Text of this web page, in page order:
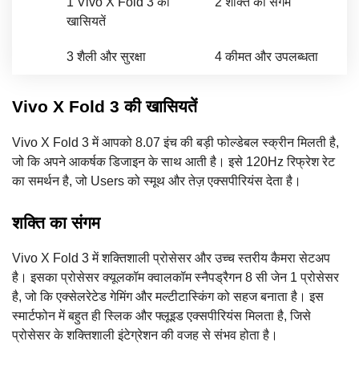
खासियतें
3शैली और सुरक्षा 4कीमत और उपलब्धता
Vivo X Fold 3 की खासियतें
Vivo X Fold 3 में आपको 8.07 इंच की बड़ी फोल्डेबल स्क्रीन मिलती है,
जो कि अपने आकर्षक डिजाइन के साथ आती है। इसे 120Hz रिफ्रेश रेट
का समर्थन है, जो Users को स्मूथ और तेज़ एक्सपीरियंस देता है।
शक्ति का संगम
Vivo X Fold 3 में शक्तिशाली प्रोसेसर और उच्च स्तरीय कैमरा सेटअप
है। इसका प्रोसेसर क्यूलकॉम क्वालकॉम स्नैपड्रैगन 8 सी जेन 1 प्रोसेसर
है, जो कि एक्सेलरेटेड गेमिंग और मल्टीटास्किंग को सहज बनाता है। इस
स्मार्टफोन में बहुत ही स्लिक और फ्लूइड एक्सपीरियंस मिलता है, जिसे
प्रोसेसर के शक्तिशाली इंटेग्रेशन की वजह से संभव होता है।